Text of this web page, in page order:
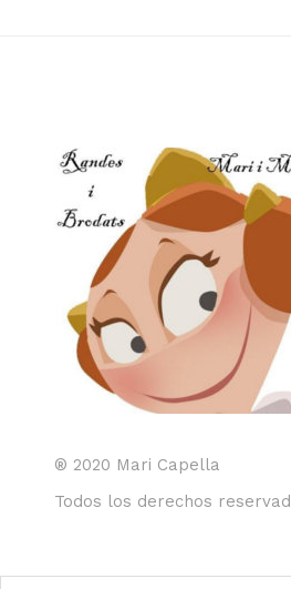
® 2020 Mari Capella
Todos los derechos